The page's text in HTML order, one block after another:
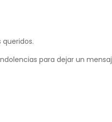
para dejar un